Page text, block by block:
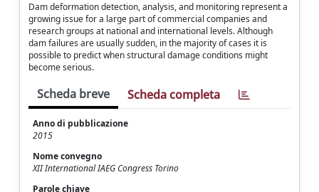
Dam deformation detection, analysis, and monitoring represent a
growing issue for a large part of commercial companies and
research groups at national and international levels. Although
dam failures are usually sudden, in the majority of cases it is
possible to predict when structural damage conditions might
become serious.
Scheda breve Scheda completa
Anno di pubblicazione
2015
Nome convegno
XII International IAEG Congress Torino
Parole chiave